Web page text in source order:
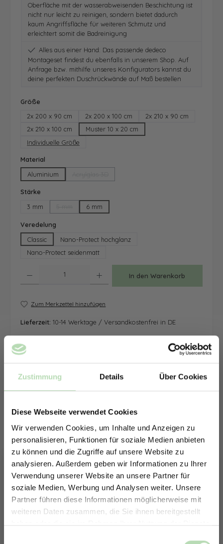
Zustimmung Details Über Cookies
Diese Webseite verwendet Cookies
Wir verwenden Cookies, um Inhalte und Anzeigen zu
personalisieren, Funktionen für soziale Medien anbieten
zu können und die Zugriffe auf unsere Website zu
analysieren. Außerdem geben wir Informationen zu Ihrer
Verwendung unserer Website an unsere Partner für
soziale Medien, Werbung und Analysen weiter. Unsere
Partner führen diese Informationen möglicherweise mit
weiteren Daten zusammen, die Sie ihnen bereitgestellt
haben oder die sie im Rahmen Ihrer Nutzung der Dienste
Oberfläche mit der wasserabweisenden Beschichtung ist
nicht nur leicht zu reinigen, sondern bietet dadurch
kaum Angriffsfläche für weiteren Schmutz und
erleichtert somit die Badreinigung
Alles aus einer Hand: Das passende dedeco
Montageset findest du ebenfalls in unserem Shop. Auf
Anfrage bzw. mithilfe unseres Konfigurators kannst du
deine perfekten Duschrückwände auf Maß bestellen
Größe
2x 200 x 90 cm
2x 200 x 100 cm
2x 210 x 90 cm
2x 210 x 100 cm
Muster 10 x 20 cm
Individuelle Größe
Material
Aluminium
Stärke
3 mm
(Diese Option ist zurzeit nicht verfügbar.)
6 mm
Veredelung
Classic
Nano-Protect hochglanz
Nano-Protect seidenmatt
In den Warenkorb
Zum Merkzettel hinzufügen
Lieferzeit: 10-14 Werktage / Versandkostenfrei in DE
ERHALTE 5% RABATT AUF
DEINE RÜCKWÄNDE